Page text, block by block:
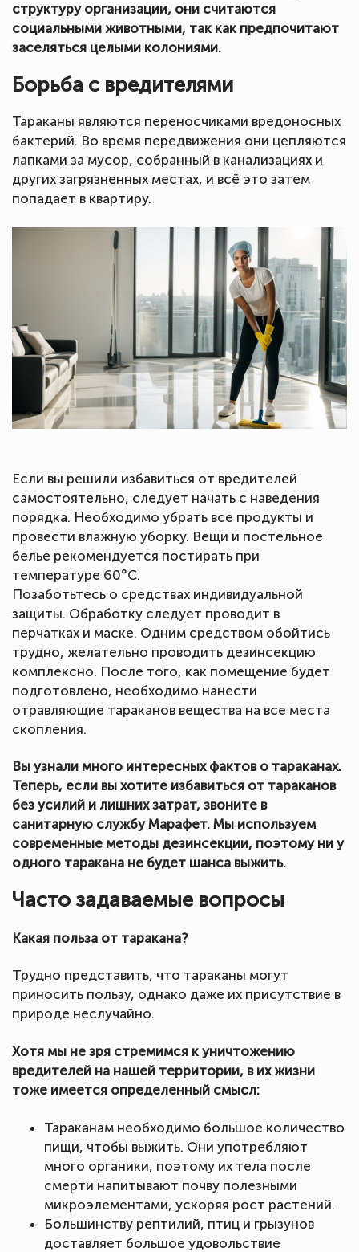
структуру организации, они считаются
социальными животными, так как предпочитают
заселяться целыми колониями.
Борьба с вредителями
Тараканы являются переносчиками вредоносных
бактерий. Во время передвижения они цепляются
лапками за мусор, собранный в канализациях и
других загрязненных местах, и всё это затем
попадает в квартиру.
Если вы решили избавиться от вредителей
самостоятельно, следует начать с наведения
порядка. Необходимо убрать все продукты и
провести влажную уборку. Вещи и постельное
белье рекомендуется постирать при
температуре 60°C.
Позаботьтесь о средствах индивидуальной
защиты. Обработку следует проводит в
перчатках и маске. Одним средством обойтись
трудно, желательно проводить дезинсекцию
комплексно. После того, как помещение будет
подготовлено, необходимо нанести
отравляющие тараканов вещества на все места
скопления.
Вы узнали много интересных фактов о тараканах.
Теперь, если вы хотите избавиться от тараканов
без усилий и лишних затрат, звоните в
санитарную службу Марафет. Мы используем
современные методы дезинсекции, поэтому ни у
одного таракана не будет шанса выжить.
Часто задаваемые вопросы
Какая польза от таракана?
Трудно представить, что тараканы могут
приносить пользу, однако даже их присутствие в
природе неслучайно.
Хотя мы не зря стремимся к уничтожению
вредителей на нашей территории, в их жизни
тоже имеется определенный смысл:
Тараканам необходимо большое количество
пищи, чтобы выжить. Они употребляют
много органики, поэтому их тела после
смерти напитывают почву полезными
микроэлементами, ускоряя рост растений.
Большинству рептилий, птиц и грызунов
доставляет большое удовольствие